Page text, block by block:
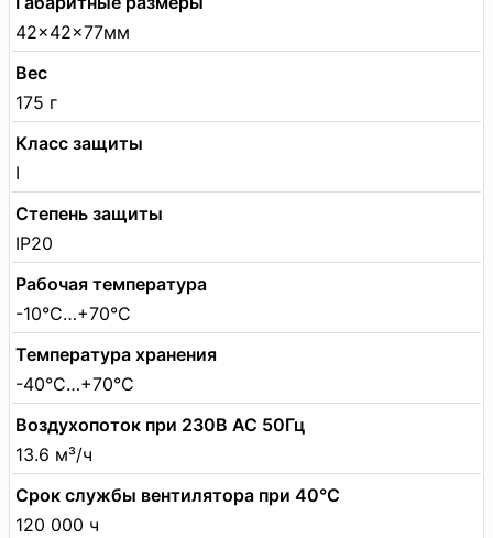
42×42×77мм
Вес
175 г
Класс защиты
I
Степень защиты
IP20
Рабочая температура
-10°C…+70°C
Температура хранения
-40°C…+70°C
Воздухопоток при 230В АС 50Гц
13.6 м³/ч
Срок службы вентилятора при 40°C
120 000 ч